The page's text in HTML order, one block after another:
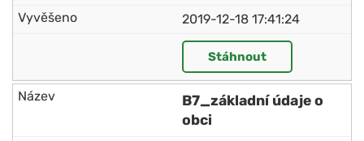
2019-12-18 17:41:24
Stáhnout
B7_základní údaje o
obci